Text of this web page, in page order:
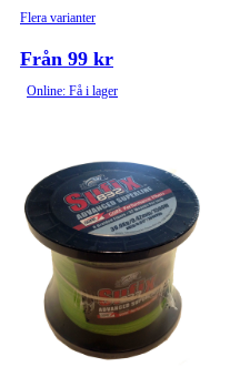
Flera varianter
Från 99 kr
Online: Få i lager